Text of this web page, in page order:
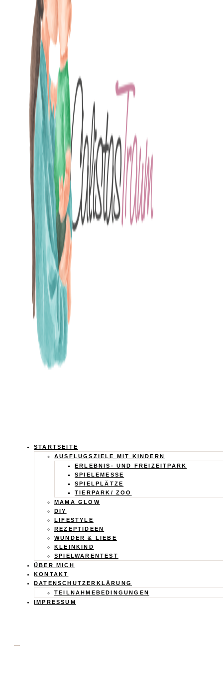
Calistas
Traum
STARTSEITE
AUSFLUGSZIELE MIT KINDERN
ERLEBNIS- UND FREIZEITPARK
SPIELEMESSE
SPIELPLÄTZE
TIERPARK/ ZOO
MAMA GLOW
DIY
LIFESTYLE
REZEPTIDEEN
WUNDER & LIEBE
KLEINKIND
SPIELWARENTEST
ÜBER MICH
KONTAKT
DATENSCHUTZERKLÄRUNG
TEILNAHMEBEDINGUNGEN
IMPRESSUM